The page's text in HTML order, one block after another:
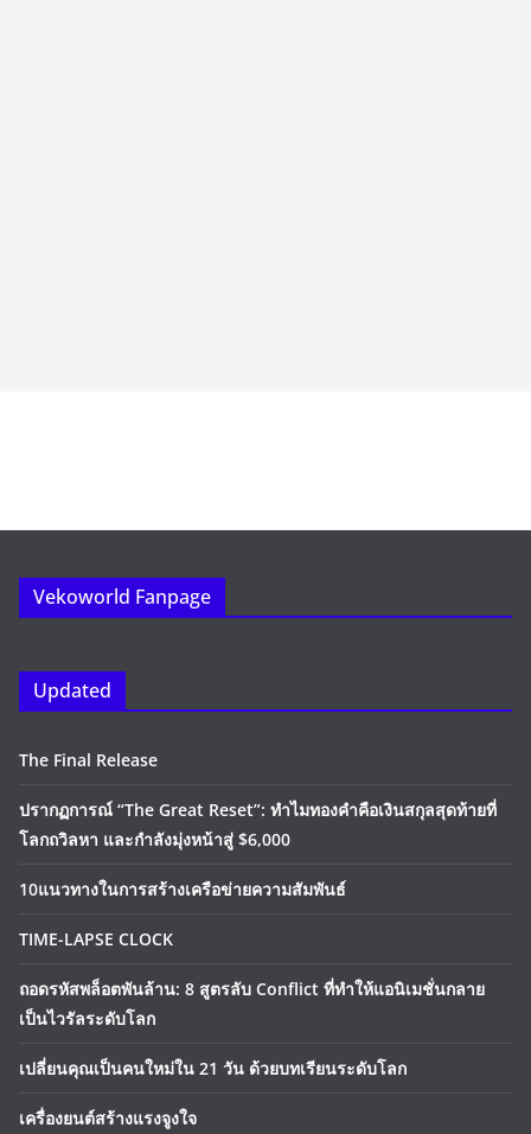
Vekoworld Fanpage
Updated
The Final Release
ปรากฏการณ์ “The Great Reset”: ทำไมทองคำคือเงินสกุลสุดท้ายที่
โลกถวิลหา และกำลังมุ่งหน้าสู่ $6,000
10แนวทางในการสร้างเครือข่ายความสัมพันธ์
TIME-LAPSE CLOCK
ถอดรหัสพล็อตพันล้าน: 8 สูตรลับ Conflict ที่ทำให้แอนิเมชั่นกลาย
เป็นไวรัลระดับโลก
เปลี่ยนคุณเป็นคนใหม่ใน 21 วัน ด้วยบทเรียนระดับโลก
เครื่องยนต์สร้างแรงจูงใจ